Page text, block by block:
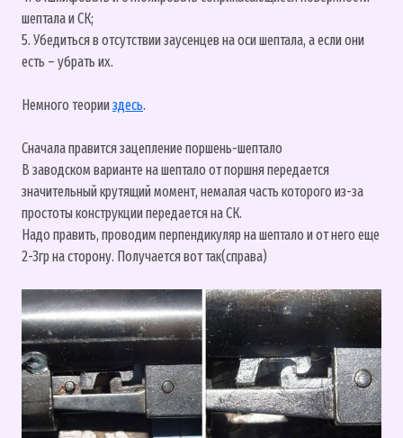
шептала и СК;
5. Убедиться в отсутствии заусенцев на оси шептала, а если они
есть – убрать их.
Немного теорииздесь.
Сначала правится зацепление поршень-шептало
В заводском варианте на шептало от поршня передается
значительный крутящий момент, немалая часть которого из-за
простоты конструкции передается на СК.
Надо править, проводим перпендикуляр на шептало и от него еще
2-3гр на сторону. Получается вот так(справа)